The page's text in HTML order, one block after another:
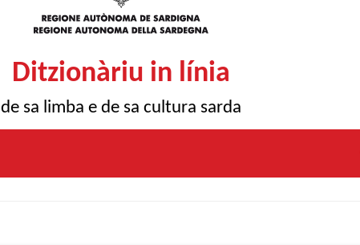
Ditzionàriu in línia
de sa limba e de sa cultura sarda